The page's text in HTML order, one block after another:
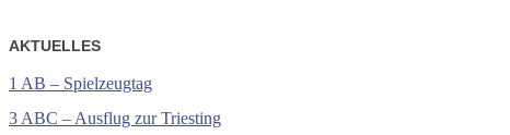
AKTUELLES
1 AB – Spielzeugtag
3 ABC – Ausflug zur Triesting